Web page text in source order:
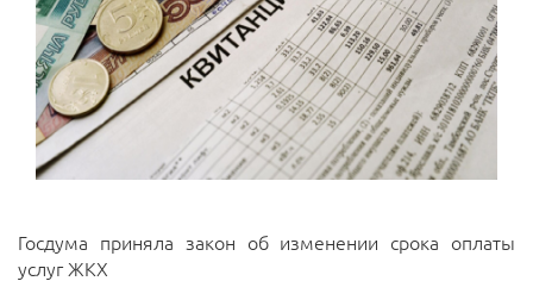
Госдума приняла закон об изменении срока оплаты
услуг ЖКХ